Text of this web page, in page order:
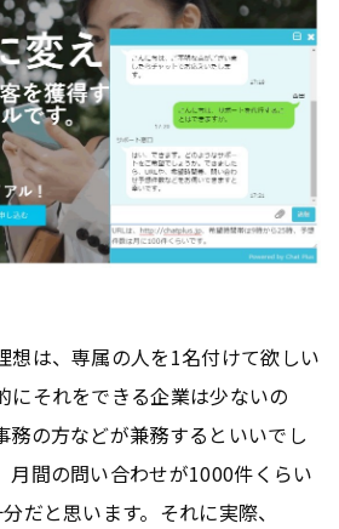
想は、専属の人を1名付けて欲しい
にそれをできる企業は少ないの
務の方などが兼務するといいでし
月間の問い合わせが1000件くらい
だと思います。それに実際、